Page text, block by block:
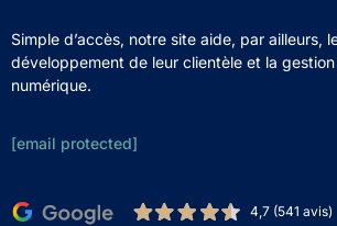
Simple d’accès, notre site aide, par ailleurs,
développement de leur clientèle et la
numérique.
[email protected]
4,7 (541 avis)